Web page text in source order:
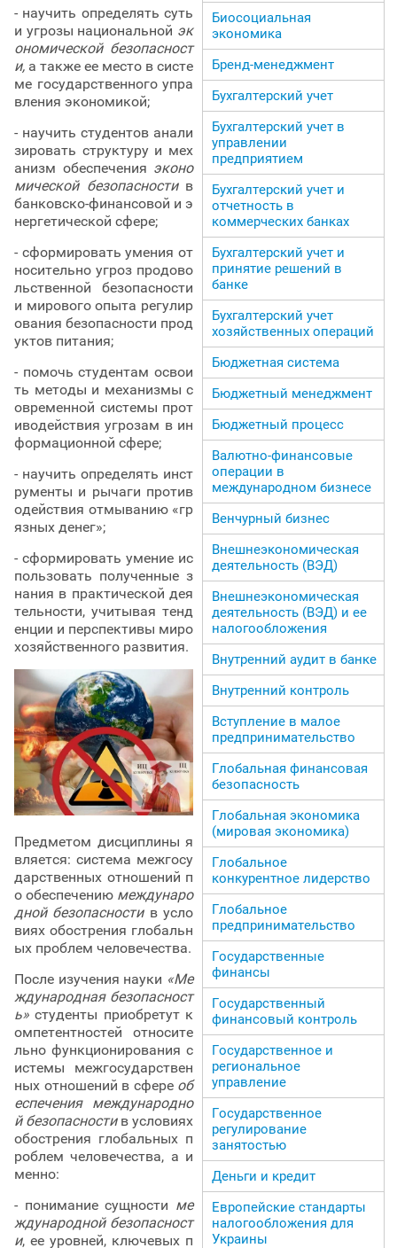
- научить определять суть
и угрозы национальной эк
ономической безопасност
и, а также ее место в систе
ме государственного упра
вления экономикой;
- научить студентов анали
зировать структуру и мех
анизм обеспечения эконо
мической безопасностив
банковско-финансовой и э
нергетической сфере;
- сформировать умения от
носительно угроз продово
льственной безопасности
и мирового опыта регулир
ования безопасности прод
уктов питания;
- помочь студентам освои
ть методы и механизмы с
овременной системы прот
иводействия угрозам в ин
формационной сфере;
- научить определять инст
рументы и рычаги против
одействия отмыванию «гр
язных денег»;
- сформировать умение ис
пользовать полученные з
нания в практической дея
тельности, учитывая тенд
енции и перспективы миро
хозяйственного развития.
Предметом дисциплины я
вляется: система межгосу
дарственных отношений п
о обеспечению междунаро
дной безопасностив усло
виях обострения глобальн
ых проблем человечества.
После изучения науки «Ме
ждународная безопасност
ь» студенты приобретут к
омпетентностей относите
льно функционирования с
истемы межгосударствен
ных отношений в сфере об
еспечения международно
й безопасности в условиях
обострения глобальных п
роблем человечества, а и
менно:
- понимание сущности ме
ждународной безопасност
и, ее уровней, ключевых п
Биосоциальная
экономика
Бренд-менеджмент
Бухгалтерский учет
Бухгалтерский учет в
управлении
предприятием
Бухгалтерский учет и
отчетность в
коммерческих банках
Бухгалтерский учет и
принятие решений в
банке
Бухгалтерский учет
хозяйственных операций
Бюджетная система
Бюджетный менеджмент
Бюджетный процесс
Валютно-финансовые
операции в
международном бизнесе
Венчурный бизнес
Внешнеэкономическая
деятельность (ВЭД)
Внешнеэкономическая
деятельность (ВЭД) и ее
налогообложения
Внутренний аудит в банке
Внутренний контроль
Вступление в малое
предпринимательство
Глобальная финансовая
безопасность
Глобальная экономика
(мировая экономика)
Глобальное
конкурентное лидерство
Глобальное
предпринимательство
Государственные
финансы
Государственный
финансовый контроль
Государственное и
региональное
управление
Государственное
регулирование
занятостью
Деньги и кредит
Европейские стандарты
налогообложения для
Украины